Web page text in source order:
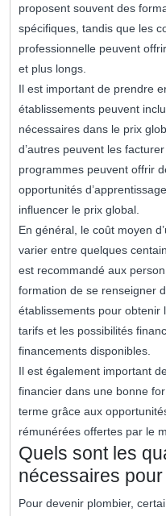
proposent souvent des
spécifiques, tandis que les
professionnelle peuvent
et plus longs.
Il est important de prendre
établissements peuvent
nécessaires dans le prix
d’autres peuvent les
programmes peuvent offrir
opportunités
influencer le prix global.
En général, le coût moyen
varier entre quelques
est recommandé aux
formation de se renseigner
établissements pour obtenir
tarifs et les possibilités
financements disponibles.
Il est également important
financier dans une bonne
terme grâce aux
rémunérées offertes par le
Quels sont les
nécessaires
Pour devenir plombier,